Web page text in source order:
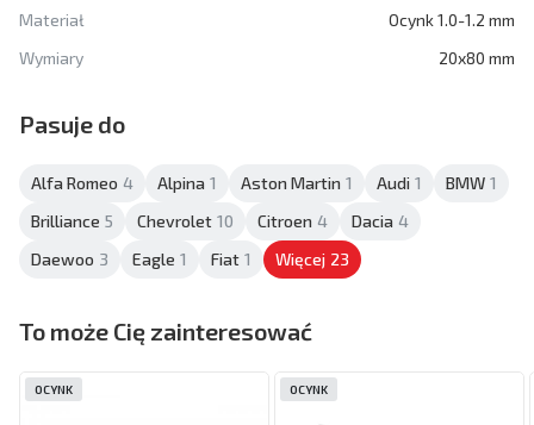
Materiał
Ocynk 1.0-1.2 mm
Wymiary
20x80 mm
Pasuje do
Alfa Romeo 4 Alpina 1 Aston Martin 1 Audi 1 BMW 1
Brilliance 5 Chevrolet 10 Citroen 4 Dacia 4
Daewoo 3 Eagle 1 Fiat 1 Więcej 23
To może Cię zainteresować
OCYNK OCYNK